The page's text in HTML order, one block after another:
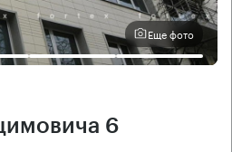
Еще фото
6